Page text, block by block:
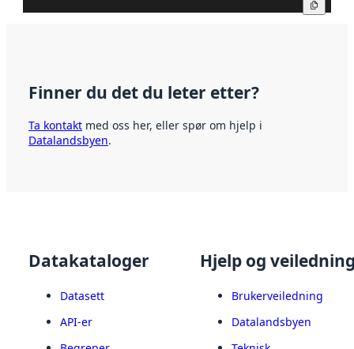
Finner du det du leter etter?
Ta kontakt med oss her, eller spør om hjelp i
Datalandsbyen.
Datakataloger
Datasett
API-er
Hjelp og
Brukerveiledning
Datalandsbyen